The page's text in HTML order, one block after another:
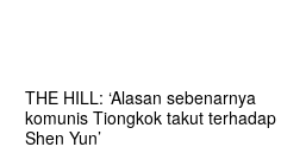
THE HILL: ‘Alasan sebenarnya
komunis Tiongkok takut terhadap
Shen Yun’